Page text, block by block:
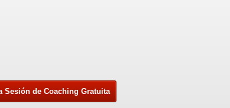
Sesión de Coaching Gratuita